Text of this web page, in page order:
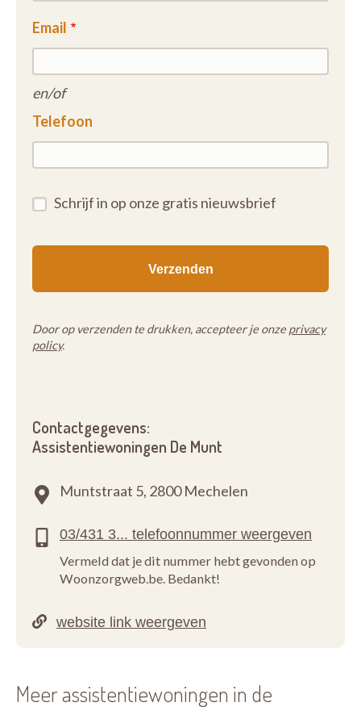
Email
en/of
Telefoon
Schrijf in op onze gratis nieuwsbrief
Door op verzenden te drukken, accepteer je onze privacy
policy.
Contactgegevens:
Assistentiewoningen De Munt
Muntstraat 5, 2800 Mechelen
Vermeld dat je dit nummer hebt gevonden op
Woonzorgweb.be. Bedankt!
Meer assistentiewoningen in de